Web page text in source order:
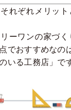
れぞれメリッ
ーワンの家づ
でおすすめなの
いる工務店」で